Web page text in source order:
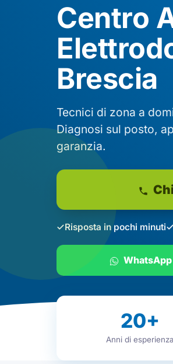
Centro
Brescia
Tecnici di zona a
Diagnosi sul posto,
garanzia.
Risposta in pochi minuti
WhatsApp
20+
Anni di esperienza